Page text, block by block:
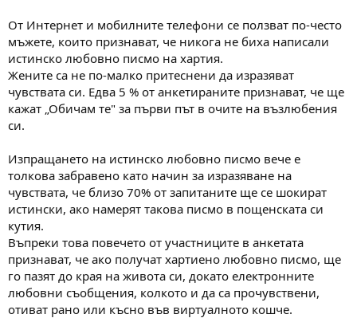
От Интернет и мобилните телефони се ползват по-често
мъжете, които признават, че никога не биха написали
истинско любовно писмо на хартия.
Жените са не по-малко притеснени да изразяват
чувствата си. Едва 5 % от анкетираните признават, че ще
кажат „Обичам те" за първи път в очите на възлюбения
си.
Изпращането на истинско любовно писмо вече е
толкова забравено като начин за изразяване на
чувствата, че близо 70% от запитаните ще се шокират
истински, ако намерят такова писмо в пощенската си
кутия.
Въпреки това повечето от участниците в анкетата
признават, че ако получат хартиено любовно писмо, ще
го пазят до края на живота си, докато електронните
любовни съобщения, колкото и да са прочувствени,
отиват рано или късно във виртуалното кошче.